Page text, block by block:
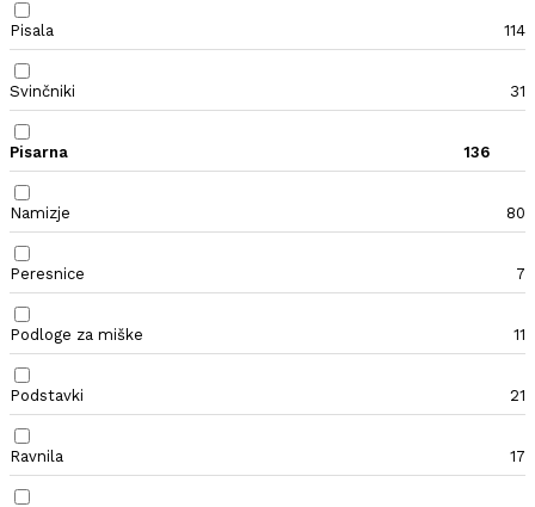
Pisala 114
Svinčniki 31
Pisarna 136
Namizje 80
Peresnice 7
Podloge za miške 11
Podstavki 21
Ravnila 17